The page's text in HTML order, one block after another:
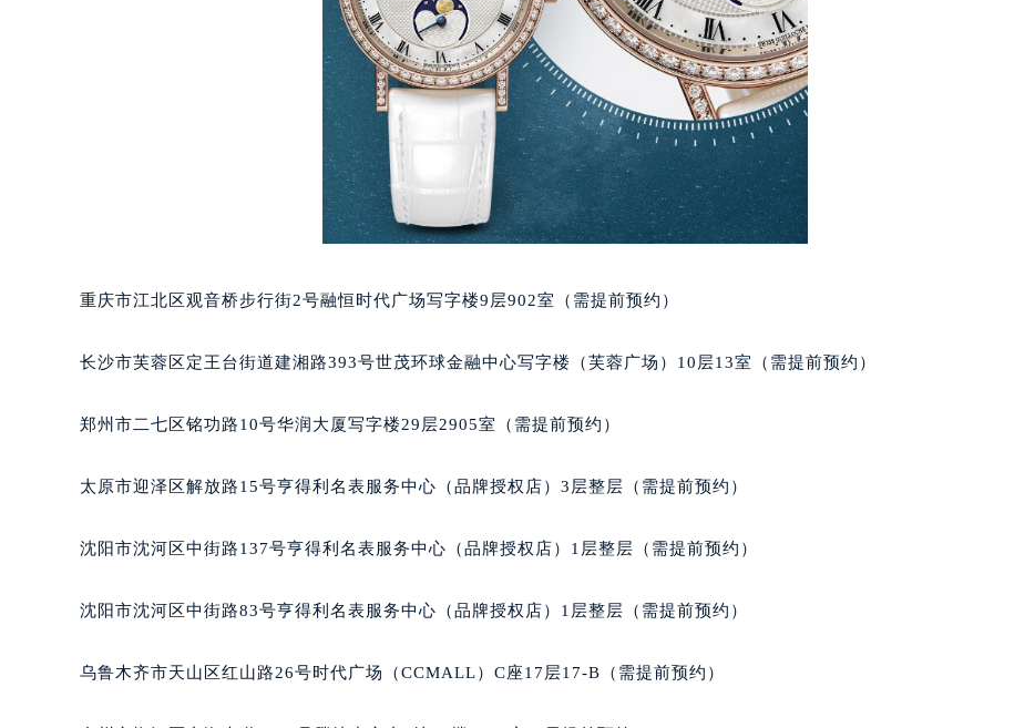
辽宁省丹东市振兴区七经街宝玑售后服务中心（需提前预约）
辽宁省抚顺市新抚区东一路宝玑售后服务中心（需提前预约）
辽宁省阜新市海州区解放大街宝玑售后服务中心（需提前预约）
辽宁省葫芦岛市连山区中央路宝玑售后服务中心（需提前预约）
辽宁省锦州市古塔区中央大街宝玑售后服务中心（需提前预约）
辽宁省辽阳市白塔区新运大街宝玑售后服务中心（需提前预约）
辽宁省盘锦市兴隆台区石油大街宝玑售后服务中心（需提前预约）
辽宁省铁岭市银州区南马路宝玑售后服务中心（需提前预约）
辽宁省沈阳市沈河区中街路137号亨得利名表维修授权店1楼宝玑售后服务中心（需提前预约）
北京市朝阳区建国门外大街甲6号华熙国际中心D座11层1102室宝玑售后服务中心（北京总部）（需提前预
河北省保定市竞秀区朝阳北大街北国先天下宝玑售后服务中心（需提前预约）
内蒙古自治区巴彦淖尔市临河区新华街宝玑售后服务中心（需提前预约）
内蒙古自治区赤峰市红山区哈达街宝玑售后服务中心（需提前预约）
内蒙古自治区呼伦贝尔市海拉尔区中央街宝玑售后服务中心（需提前预约）
内蒙古自治区乌海市海勃湾区人民南路宝玑售后服务中心（需提前预约）
内蒙古自治区锡林郭勒盟市锡林浩特市光明街与额尔敦路交叉口宝玑售后服务中心（需提前预约）
重庆市江北区观音桥步行街2号融恒时代广场写字楼9层902室（需提前预约）
长沙市芙蓉区定王台街道建湘路393号世茂环球金融中心写字楼（芙蓉广场）10层13室（需提前预约）
郑州市二七区铭功路10号华润大厦写字楼29层2905室（需提前预约）
太原市迎泽区解放路15号亨得利名表服务中心（品牌授权店）3层整层（需提前预约）
沈阳市沈河区中街路137号亨得利名表服务中心（品牌授权店）1层整层（需提前预约）
沈阳市沈河区中街路83号亨得利名表服务中心（品牌授权店）1层整层（需提前预约）
乌鲁木齐市天山区红山路26号时代广场（CCMALL）C座17层17-B（需提前预约）